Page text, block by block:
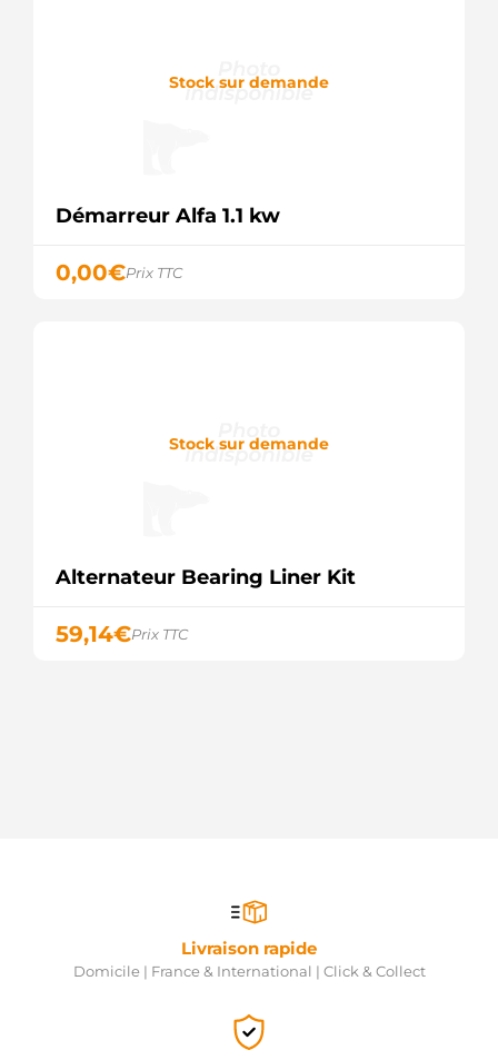
Stock sur demande
Démarreur Alfa 1.1 kw
0,00€Prix TTC
Stock sur demande
Alternateur Bearing Liner Kit
59,14€Prix TTC
Livraison rapide
Domicile | France & International | Click & Collect